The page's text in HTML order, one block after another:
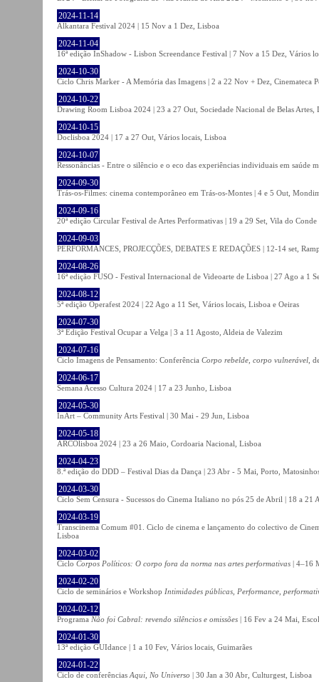
2024-11-14
Alkantara Festival 2024 | 15 Nov a 1 Dez, Lisboa
2024-11-04
16ª edição InShadow - Lisbon Screendance Festival | 7 Nov a 15 Dez, Vários
2024-10-30
Ciclo Chris Marker - A Memória das Imagens | 2 a 22 Nov + Dez, Cinemateca
2024-10-22
Drawing Room Lisboa 2024 | 23 a 27 Out, Sociedade Nacional de Belas Artes,
2024-10-15
Doclisboa 2024 | 17 a 27 Out, Vários locais, Lisboa
2024-10-07
Ressonâncias - Entre o silêncio e o eco das experiências individuais em
2024-09-30
Trás-os-Filmes: cinema contemporâneo em Trás-os-Montes | 4 e 5 Out,
2024-09-16
20ª edição Circular Festival de Artes Performativas | 19 a 29 Set, Vila do Conde
2024-09-03
PERFORMANCES, PROJECÇÕES, DEBATES E REDAÇÕES | 12-14 set,
2024-08-26
16ª edição FUSO - Festival Internacional de Videoarte de Lisboa | 27 Ago a 1
2024-08-12
5ª edição Operafest 2024 | 22 Ago a 11 Set, Vários locais, Lisboa e Oeiras
2024-07-30
3ª Edição Festival Ocupar a Velga | 3 a 11 Agosto, Aldeia de Valezim
2024-07-16
Ciclo Imagens de Pensamento: Conferência Corpo rebelde, corpo vulnerável ,
2024-06-17
Semana Acesso Cultura 2024 | 17 a 23 Junho, Lisboa
2024-05-30
InArt – Community Arts Festival | 30 Mai - 29 Jun, Lisboa
2024-05-18
ARCOlisboa 2024 | 23 a 26 Maio, Cordoaria Nacional, Lisboa
2024-04-23
8.ª edição do DDD – Festival Dias da Dança | 23 Abr - 5 Mai, Porto,
2024-03-30
Ciclo Sem Censura - Sucessos do Cinema Italiano no pós 25 de Abril | 18 a
2024-03-19
Transcinema Comum #01. Ciclo de cinema e lançamento do colectivo de
Lisboa
2024-03-02
Ciclo Corpos Políticos: O corpo fora da norma nas artes performativas | 4–16
2024-02-20
Ciclo de seminários e Workshop Intimidades públicas, Performance,
2024-02-12
Programa Não foi Cabral: revendo silêncios e omissões | 16 Fev a 24 Mai,
2024-01-30
13ª edição GUIdance | 1 a 10 Fev, Vários locais, Guimarães
2024-01-22
Ciclo de conferências Aqui, No Universo | 30 Jan a 30 Abr, Culturgest, Lisboa